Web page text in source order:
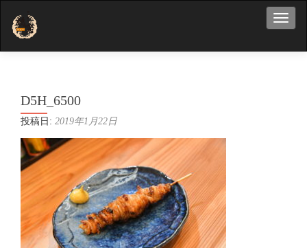
ナビ
D5H_6500
投稿日: 2019年1月22日